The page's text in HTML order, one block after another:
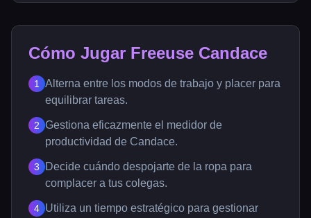
Cómo Jugar Freeuse Candace
1
Alterna entre los modos de trabajo y placer para
equilibrar tareas.
2
Gestiona eficazmente el medidor de
productividad de Candace.
3
Decide cuándo despojarte de la ropa para
complacer a tus colegas.
4 Utiliza un tiempo estratégico para gestionar